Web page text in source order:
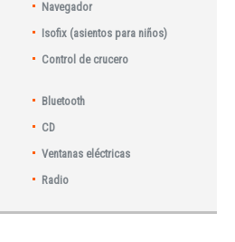
Navegador
Isofix (asientos para niños)
Control de crucero
Bluetooth
CD
Ventanas eléctricas
Radio